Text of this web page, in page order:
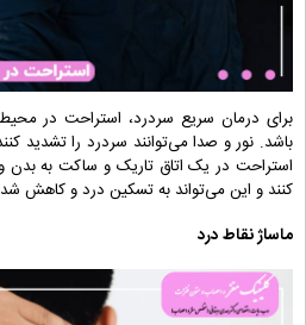
برای درمان سریع سردرد، استراحت در
باشد. نور و صدا می‌توانند سردرد را تشدید
استراحت در یک اتاق تاریک و ساکت به
کنند و این می‌تواند به تسکین درد و کاهش
ماساژ نقاط درد